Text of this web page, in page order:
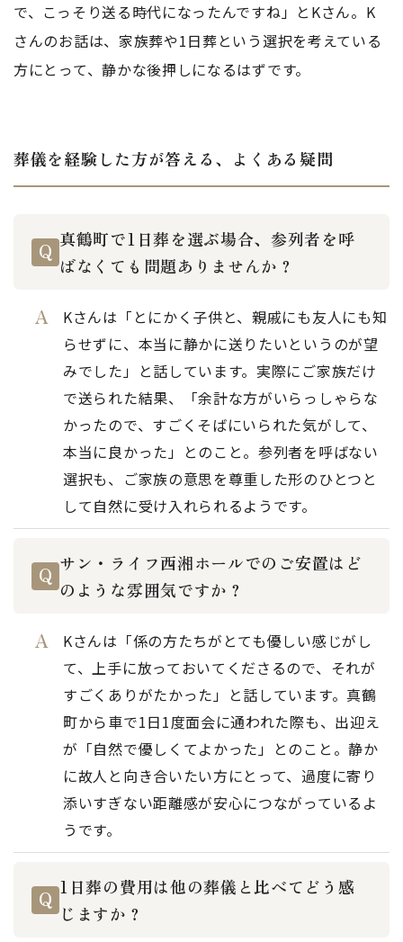
で、こっそり送る時代になったんですね」とKさん。K
さんのお話は、家族葬や1日葬という選択を考えている
方にとって、静かな後押しになるはずです。
葬儀を経験した方が答える、よくある疑問
真鶴町で1日葬を選ぶ場合、参列者を呼
ばなくても問題ありませんか？
Kさんは「とにかく子供と、親戚にも友人にも知
らせずに、本当に静かに送りたいというのが望
みでした」と話しています。実際にご家族だけ
で送られた結果、「余計な方がいらっしゃらな
かったので、すごくそばにいられた気がして、
本当に良かった」とのこと。参列者を呼ばない
選択も、ご家族の意思を尊重した形のひとつと
して自然に受け入れられるようです。
サン・ライフ西湘ホールでのご安置はど
のような雰囲気ですか？
Kさんは「係の方たちがとても優しい感じがし
て、上手に放っておいてくださるので、それが
すごくありがたかった」と話しています。真鶴
町から車で1日1度面会に通われた際も、出迎え
が「自然で優しくてよかった」とのこと。静か
に故人と向き合いたい方にとって、過度に寄り
添いすぎない距離感が安心につながっているよ
うです。
1日葬の費用は他の葬儀と比べてどう感
じますか？